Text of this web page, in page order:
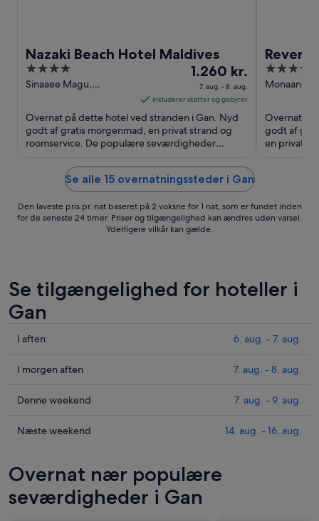
Nazaki Beach Hotel Maldives
4
out
5
Sinaaee Magu,
Prisen
er
1.260 kr.
pr.
nat
fra
aug.
til
8.
aug.
1.260 kr.
7. aug. - 8. aug.
inkluderer skatter og gebyrer
Overnat på dette hotel ved stranden i Gan. Nyd
godt af gratis morgenmad, en privat strand og
roomservice. De populære seværdigheder
4
out
5
Monaan,
Overnat på
godt af
en privat
Se alle 15 overnatningssteder i Gan
Den laveste pris pr. nat baseret på 2 voksne for 1 nat, som er fundet inden
for de seneste 24 timer. Priser og tilgængelighed kan ændres uden varsel.
Yderligere vilkår kan gælde.
Se tilgængelighed for hoteller i
Gan
Tjek
i
for
aften,
-
aug.
I aften 6. aug. - 7. aug.
Tjek
i
for
aften,
aug.
I morgen aften 7. aug. - 8. aug.
Tjek
i
denne
7.
Denne weekend 7. aug. - 9. aug.
Tjek
Gan
for
næste
Næste weekend 14. aug. - 16. aug.
Overnat nær populære
seværdigheder i Gan